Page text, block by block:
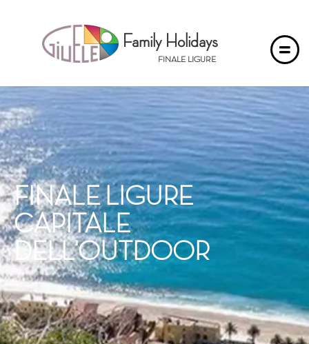
Family Holidays
FINALE LIGURE
FINALELIGURE
CAPITALE
DELL'OUTDOOR